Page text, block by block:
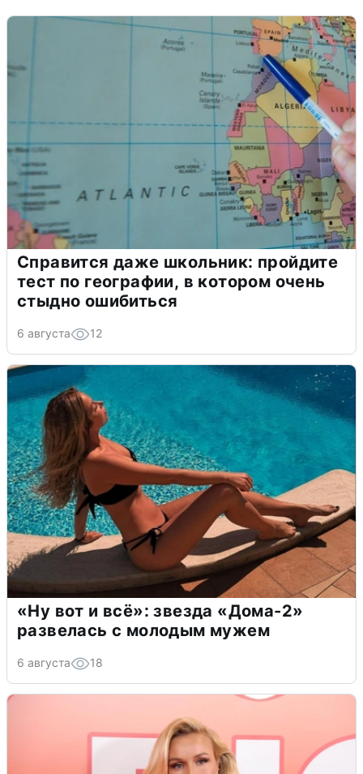
Справится даже школьник: пройдите
тест по географии, в котором очень
стыдно ошибиться
6 августа 12
«Ну вот и всё»: звезда «Дома-2»
развелась с молодым мужем
6 августа 18